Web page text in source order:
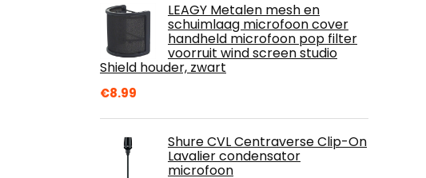
LEAGY Metalen mesh en
schuimlaag microfoon cover
handheld microfoon pop filter
voorruit wind screen studio
Shield houder, zwart
€8.99
Shure CVL Centraverse Clip-On
Lavalier condensator
microfoon